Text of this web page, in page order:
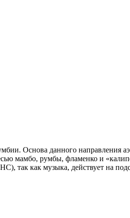
Основа данного
мамбо, румбы, фламенко и
так как музыка, действует на